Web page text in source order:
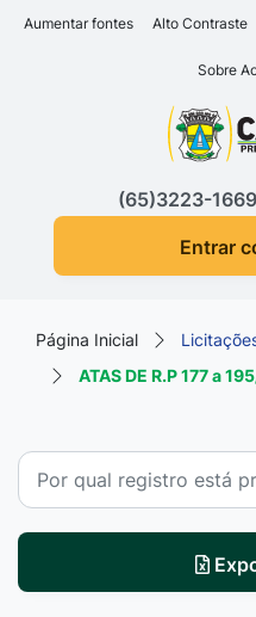
Seção de
Ir para o conteúdo
Ir para o rodapé
Aumentar fontes Alto Contraste
Sobre
Seção
(65)3223-1669
Entrar
Página Inicial
ATAS DE R.P 177 a